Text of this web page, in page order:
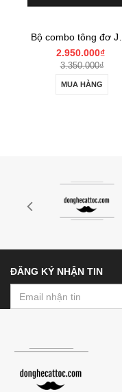
2.950.000₫
3.350.000₫
MUA HÀNG
ĐĂNG KÝ NHẬN TIN